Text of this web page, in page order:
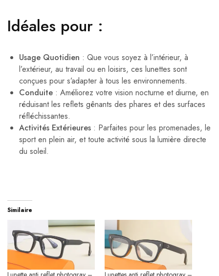
Idéales pour :
Usage Quotidien : Que vous soyez à l’intérieur, à
l’extérieur, au travail ou en loisirs, ces lunettes sont
conçues pour s’adapter à tous les environnements.
Conduite : Améliorez votre vision nocturne et diurne, en
réduisant les reflets gênants des phares et des surfaces
réfléchissantes.
Activités Extérieures : Parfaites pour les promenades, le
sport en plein air, et toute activité sous la lumière directe
du soleil.
Similaire